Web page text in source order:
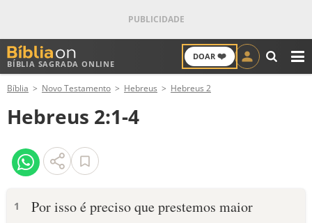
BÍBLIA SAGRADA ONLINE
DOAR ❤️
ANTIGO TESTAMENTO
NOVO TESTAMENTO
VERSÍCULOS
Bíblia Novo Testamento Hebreus Hebreus 2
Hebreus 2:1-4
1
Por isso é preciso que prestemos maior